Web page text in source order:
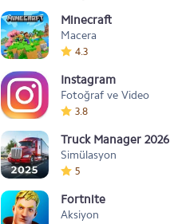
Minecraft
Macera
4.3
Instagram
Fotoğraf ve Video
3.8
Truck Manager 2026
Simülasyon
5
Fortnite
Aksiyon